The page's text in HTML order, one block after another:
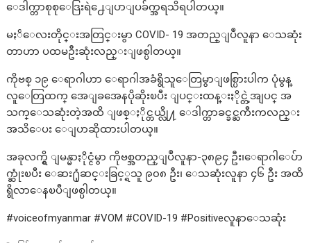
ေဒါက္တာစုစုေဒြးရဲ႕ေျပာျပခ်က္အရသိရပါတယ္။
မႏၲေလးတိုင္းအတြင္းမွာ COVID- 19 အတည္ျပဳလူနာ ​ေသဆုံး
တာဟာ ပထမဦးဆုံးလည္းျဖစ္ပါတယ္။
ကိုဗစ္ ၁၉ ေရာဂါဟာ ေရာဂါအခံရွိသူေတြမွာျဖစ္ပြားပါက ပုံမွန္
လူေတြထက္ အေျခအေနပိုဆိုးၿပီး ျပင္းထန္းႏိုင္တဲ့အျပင္ အ
သက္ေသဆုံးတဲ့အထိ ျဖစ္ႏိုင္တယ္လို႔ ေဒါက္တာခင္ခင္ႀကီးကလည္း
အသိေပး ေျပာဆိုထားပါတယ္။
အခုလက္ရွိ ျမန္မာႏိုင္ငံမွာ ကိုဗစ္အတည္ျပဳလူနာ-၃၈၉၄ ဦး၊ေရာဂါေပ်ာ
က္ဆုံးၿပီး ေဆး႐ုံဆင္းခြင့္ရသူ ၉၀၈ ဦး၊ ေသဆုံးလူနာ ၄၆ ဦး အထိ
ရွိလာေနၿပီျဖစ္ပါတယ္။
#voiceofmyanmar #VOM #COVID-19 #Positiveလူနာေသဆုံး